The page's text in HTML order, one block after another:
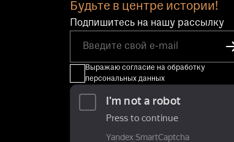
Будьте в центре истории!
Подпишитесь на нашу рассылку
Выражаю согласие на обработку
персональных данных